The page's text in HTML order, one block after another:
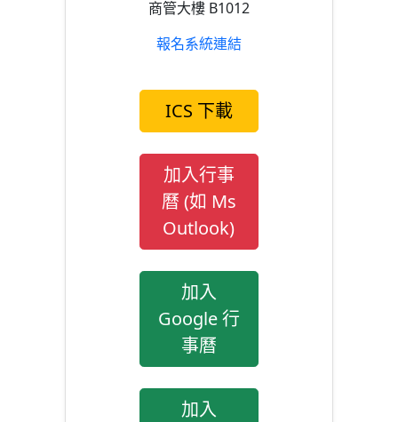
商管大樓 B1012
報名系統連結
ICS 下載
加入行事
曆 (如 Ms
Outlook)
加入
Google 行
事曆
加入